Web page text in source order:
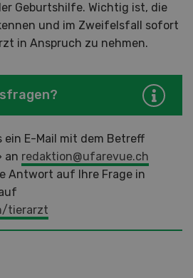
Geburtshilfe. Wichtig ist, die
und im Zweifelsfall sofort
in Anspruch zu nehmen.
ein E-Mail mit dem Betreff
an redaktion@ufarevue.ch
Antwort auf Ihre Frage in
tierarzt